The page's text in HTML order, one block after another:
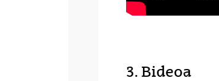
3. Bideoa